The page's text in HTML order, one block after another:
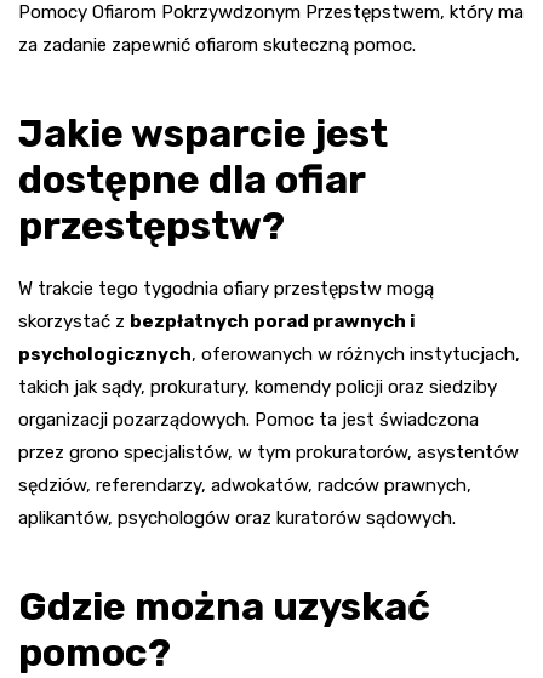
Pomocy Ofiarom Pokrzywdzonym Przestępstwem, który ma
za zadanie zapewnić ofiarom skuteczną pomoc.
Jakie wsparcie jest
dostępne dla ofiar
przestępstw?
W trakcie tego tygodnia ofiary przestępstw mogą
skorzystać z bezpłatnych porad prawnych i
psychologicznych, oferowanych w różnych instytucjach,
takich jak sądy, prokuratury, komendy policji oraz siedziby
organizacji pozarządowych. Pomoc ta jest świadczona
przez grono specjalistów, w tym prokuratorów, asystentów
sędziów, referendarzy, adwokatów, radców prawnych,
aplikantów, psychologów oraz kuratorów sądowych.
Gdzie można uzyskać
pomoc?